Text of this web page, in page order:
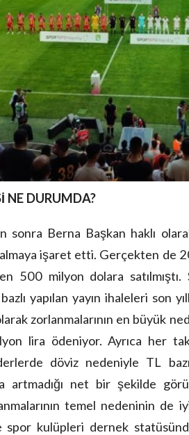
NE DURUMDA?
sonra Berna Başkan haklı
işaret etti. Gerçekten de
500 milyon dolara
yapılan yayın ihaleleri son
zorlanmalarının en büyük
lira ödeniyor. Ayrıca her
döviz nedeniyle TL
artmadığı net bir şekilde
temel nedeninin de
spor kulüpleri dernek